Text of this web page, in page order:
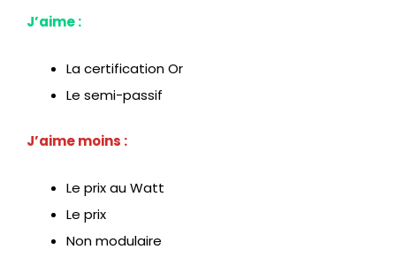
J’aime :
La certification Or
Le semi-passif
J’aime moins :
Le prix au Watt
Le prix
Non modulaire